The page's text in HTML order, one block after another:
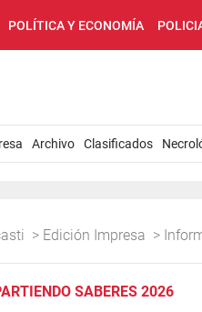
POLÍTICA Y ECONOMÍA
Archivo Clasificados
> Edición Impresa >
SABERES 2026